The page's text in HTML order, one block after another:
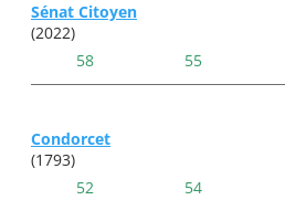
Sénat Citoyen
(2022)
58
55
Condorcet
(1793)
52
54